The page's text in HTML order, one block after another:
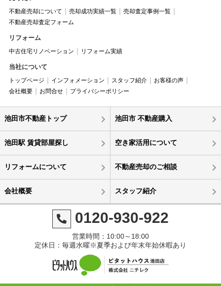
不動産売却について 売却成功実績一覧
売却査定事例一覧
不動産売却査定フォーム
リフォーム
中古住宅リノベーション リフォーム実績
当社について
トップページ インフォメーション スタッフ紹介
お客様の声
会社概要
お問合せ プライバシーポリシー
池田市不動産トップ 池田市 不動産購入
池田駅 賃貸部屋探し 空き家活用について
リフォームについて 不動産売却のご相談
会社概要 スタッフ紹介
0120-930-922
営業時間：10:00～18:00
定休日：毎週水曜※夏季および年末年始休暇あり